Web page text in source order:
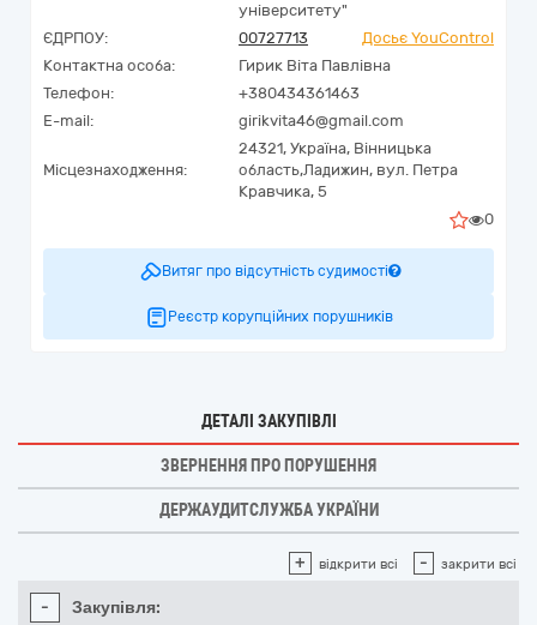
університету"
ЄДРПОУ:
00727713
Досьє YouControl
Контактна особа:
Гирик Віта Павлівна
Телефон:
+380434361463
E-mail:
girikvita46@gmail.com
Місцезнаходження:
24321, Україна, Вінницька
область,Ладижин, вул. Петра
Кравчика, 5
0
Витяг про відсутність судимості
Реєстр корупційних порушників
ДЕТАЛІ ЗАКУПІВЛІ
ЗВЕРНЕННЯ ПРО ПОРУШЕННЯ
ДЕРЖАУДИТСЛУЖБА УКРАЇНИ
+ відкрити всі - закрити всі
- Закупівля: